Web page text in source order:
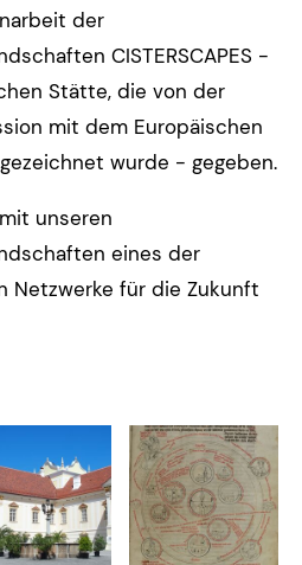
der
CISTERSCAPES -
Stätte, die von der
mit dem Europäischen
wurde - gegeben.
unseren
eines der
Netzwerke für die Zukunft